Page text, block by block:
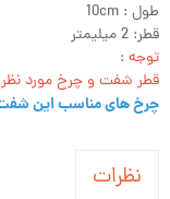
طول : 10cm
قطر: 2 میلیمتر
توجه :
قطر شفت و چرخ مورد
چرخ های مناسب این
نظرات